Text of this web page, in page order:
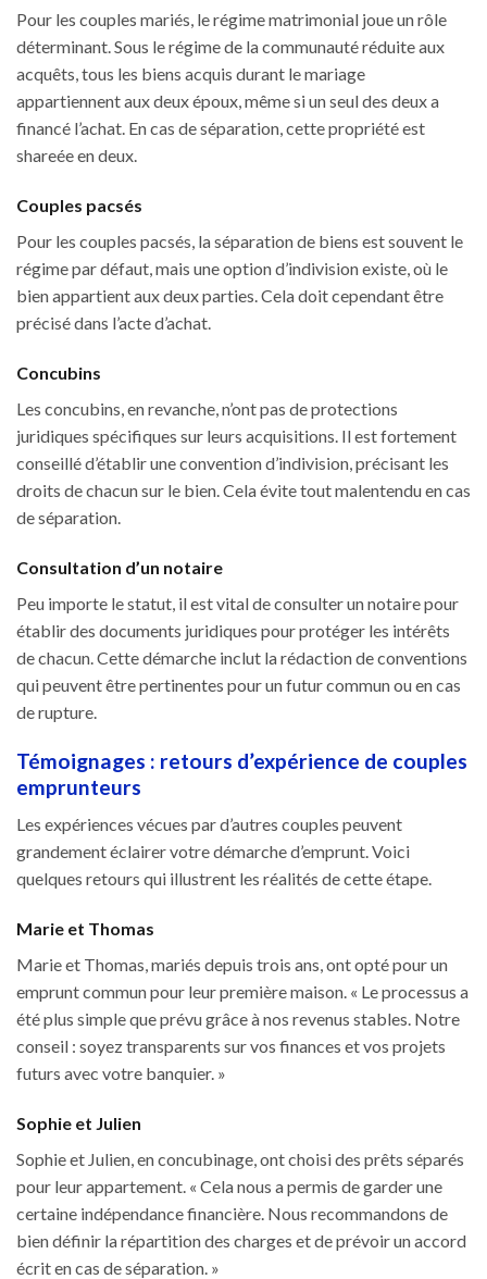
Pour les couples mariés, le régime matrimonial joue un rôle
déterminant. Sous le régime de la communauté réduite aux
acquêts, tous les biens acquis durant le mariage
appartiennent aux deux époux, même si un seul des deux a
financé l’achat. En cas de séparation, cette propriété est
shareée en deux.
Couples pacsés
Pour les couples pacsés, la séparation de biens est souvent le
régime par défaut, mais une option d’indivision existe, où le
bien appartient aux deux parties. Cela doit cependant être
précisé dans l’acte d’achat.
Concubins
Les concubins, en revanche, n’ont pas de protections
juridiques spécifiques sur leurs acquisitions. Il est fortement
conseillé d’établir une convention d’indivision, précisant les
droits de chacun sur le bien. Cela évite tout malentendu en cas
de séparation.
Consultation d’un notaire
Peu importe le statut, il est vital de consulter un notaire pour
établir des documents juridiques pour protéger les intérêts
de chacun. Cette démarche inclut la rédaction de conventions
qui peuvent être pertinentes pour un futur commun ou en cas
de rupture.
Témoignages : retours d’expérience de couples
emprunteurs
Les expériences vécues par d’autres couples peuvent
grandement éclairer votre démarche d’emprunt. Voici
quelques retours qui illustrent les réalités de cette étape.
Marie et Thomas
Marie et Thomas, mariés depuis trois ans, ont opté pour un
emprunt commun pour leur première maison. « Le processus a
été plus simple que prévu grâce à nos revenus stables. Notre
conseil : soyez transparents sur vos finances et vos projets
futurs avec votre banquier. »
Sophie et Julien
Sophie et Julien, en concubinage, ont choisi des prêts séparés
pour leur appartement. « Cela nous a permis de garder une
certaine indépendance financière. Nous recommandons de
bien définir la répartition des charges et de prévoir un accord
écrit en cas de séparation. »